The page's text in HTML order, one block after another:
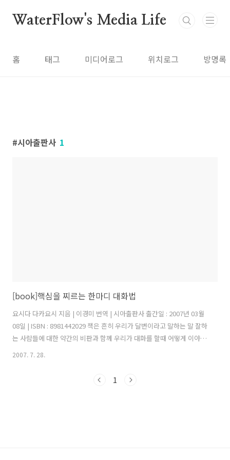
WaterFlow's Media Life
홈 태그 미디어로그 위치로그 방명록
시아출판사 1
[book]핵심을 찌르는 한마디 대화법
요시다 다카요시 지음 | 이경미 번역 | 시아출판사 출간일 : 2007년 03월
08일 | ISBN : 8981442029 책은 흔히 우리가 달변이라고 말하는 말 잘하
는 사람들에 대한 약간의 비판과 함께 우리가 대화를 할때 어떻게 이야기
하는 것이 좋은 것인지 이야기한다. 대화에는 어떤 목적이 있다. 정보를
다. 책에서는 이가운데서도 효과적으로 정보를 전달하는데에 감정적인
2007. 7. 28.
1